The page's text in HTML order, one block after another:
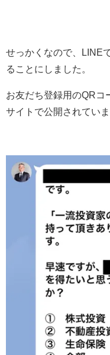
せっかくなので、LINE
ることにしました。
お友だち登録用のQRコ
サイトで公開されていま